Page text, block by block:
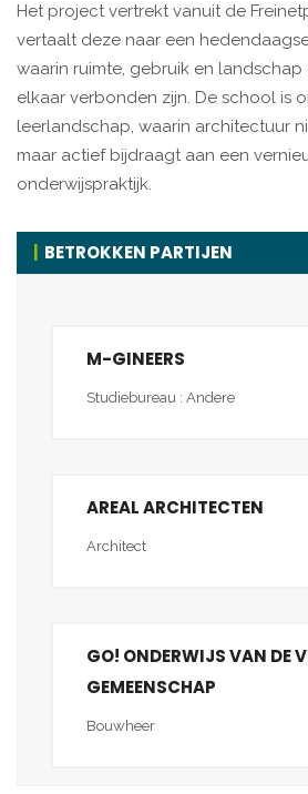
Het project vertrekt vanuit de
vertaalt deze naar een
waarin ruimte, gebruik en
elkaar verbonden zijn. De school is
leerlandschap, waarin architectuur
maar actief bijdraagt aan een
onderwijspraktijk.
BETROKKEN PARTIJEN
M-GINEERS
Studiebureau : Andere
AREAL ARCHITECTEN
Architect
GO! ONDERWIJS VAN DE
GEMEENSCHAP
Bouwheer